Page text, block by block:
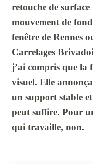
retouche de
mouvement de
fenêtre de Rennes
Carrelages
j’ai compris que la
visuel. Elle
un support stable
peut suffire. Pour
qui travaille, non.